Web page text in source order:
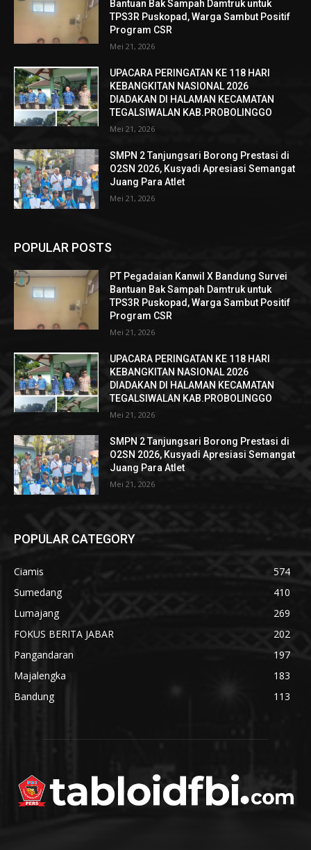
Bantuan Bak Sampah Damtruk untuk
TPS3R Puskopad, Warga Sambut Positif
Program CSR
Mei 21, 2026
UPACARA PERINGATAN KE 118 HARI
KEBANGKITAN NASIONAL 2026
DIADAKAN DI HALAMAN KECAMATAN
TEGALSIWALAN KAB.PROBOLINGGO
Mei 21, 2026
SMPN 2 Tanjungsari Borong Prestasi di
O2SN 2026, Kusyadi Apresiasi Semangat
Juang Para Atlet
Mei 21, 2026
POPULAR POSTS
PT Pegadaian Kanwil X Bandung Survei
Bantuan Bak Sampah Damtruk untuk
TPS3R Puskopad, Warga Sambut Positif
Program CSR
Mei 21, 2026
UPACARA PERINGATAN KE 118 HARI
KEBANGKITAN NASIONAL 2026
DIADAKAN DI HALAMAN KECAMATAN
TEGALSIWALAN KAB.PROBOLINGGO
Mei 21, 2026
SMPN 2 Tanjungsari Borong Prestasi di
O2SN 2026, Kusyadi Apresiasi Semangat
Juang Para Atlet
Mei 21, 2026
POPULAR CATEGORY
Ciamis
574
Sumedang
410
Lumajang
269
FOKUS BERITA JABAR
202
Pangandaran
197
Majalengka
183
Bandung
113